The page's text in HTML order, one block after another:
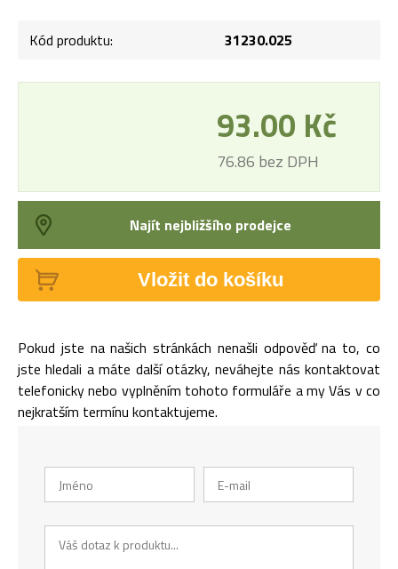
Kód produktu: 31230.025
93.00 Kč
76.86 bez DPH
Najít nejbližšího prodejce
Vložit do košíku
Pokud jste na našich stránkách nenašli odpověď na to, co
jste hledali a máte další otázky, neváhejte nás kontaktovat
telefonicky nebo vyplněním tohoto formuláře a my Vás v co
nejkratším termínu kontaktujeme.